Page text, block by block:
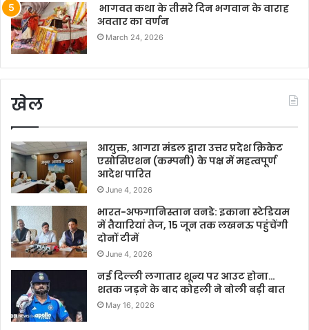
भागवत कथा के तीसरे दिन भगवान के वाराह
अवतार का वर्णन
March 24, 2026
खेल
आयुक्त, आगरा मंडल द्वारा उत्तर प्रदेश क्रिकेट
एसोसिएशन (कम्पनी) के पक्ष में महत्वपूर्ण
आदेश पारित
June 4, 2026
भारत-अफगानिस्तान वनडे: इकाना स्टेडियम
में तैयारियां तेज, 15 जून तक लखनऊ पहुंचेंगी
दोनों टीमें
June 4, 2026
नई दिल्ली लगातार शून्य पर आउट होना…
शतक जड़ने के बाद कोहली ने बोली बड़ी बात
May 16, 2026